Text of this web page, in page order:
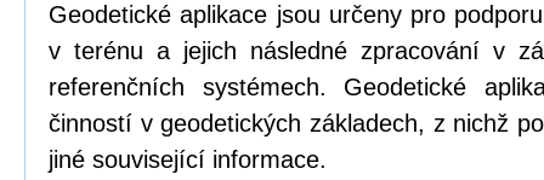
Geodetické aplikace jsou určeny pro
v terénu a jejich následné zpracování v
referenčních systémech. Geodetické
činností v geodetických základech, z nichž
jiné související informace.